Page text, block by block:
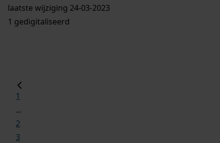
laatste wijziging 24-03-2023
1 gedigitaliseerd
1
...
2
3